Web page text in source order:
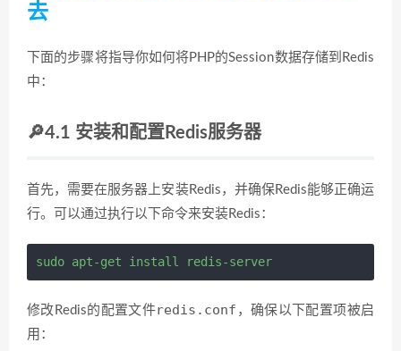
去
下面的步骤将指导你如何将PHP的Session数据存储到Redis
中：
🔎4.1 安装和配置Redis服务器
首先，需要在服务器上安装Redis，并确保Redis能够正确运
行。可以通过执行以下命令来安装Redis：
sudo apt-get install redis-server
修改Redis的配置文件redis.conf ，确保以下配置项被启
用：